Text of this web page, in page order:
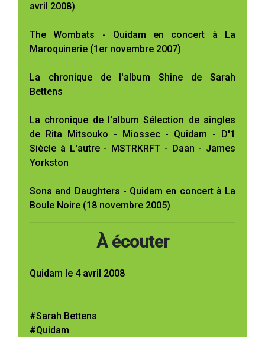
avril 2008)
The Wombats - Quidam en concert à La
Maroquinerie (1er novembre 2007)
La chronique de l'album Shine de Sarah
Bettens
La chronique de l'album Sélection de singles
de Rita Mitsouko - Miossec - Quidam - D'1
Siècle à L'autre - MSTRKRFT - Daan - James
Yorkston
Sons and Daughters - Quidam en concert à La
Boule Noire (18 novembre 2005)
À écouter
Quidam le 4 avril 2008
#Sarah Bettens
#Quidam